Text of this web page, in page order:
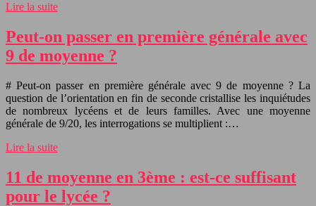
Lire la suite
Peut-on passer en première générale avec
9 de moyenne ?
# Peut-on passer en première générale avec 9 de moyenne ? La
question de l’orientation en fin de seconde cristallise les inquiétudes
de nombreux lycéens et de leurs familles. Avec une moyenne
générale de 9/20, les interrogations se multiplient :…
Lire la suite
11 de moyenne en 3ème : est-ce suffisant
pour le lycée ?